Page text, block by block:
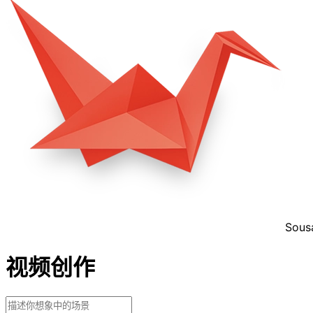
视频创作